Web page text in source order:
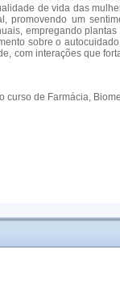
de vida das
promovendo um
empregando
sobre o
com interações que
de Farmácia,